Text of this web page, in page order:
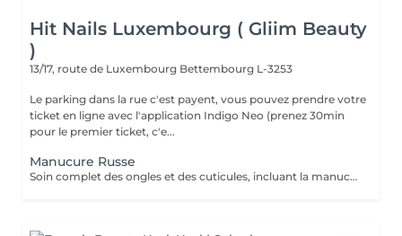
Hit Nails Luxembourg ( Gliim Beauty
)
13/17, route de Luxembourg Bettembourg L-3253
Le parking dans la rue c'est payent, vous pouvez prendre votre
ticket en ligne avec l'application Indigo Neo (prenez 30min
pour le premier ticket, c'e...
Manucure Russe
Soin complet des ongles et des cuticules, incluant la manucure russe, le limage et la mise en forme, suivi de l'application d'un vernis traditionnel transparent pour des mains nettes, soignées et élégantes.